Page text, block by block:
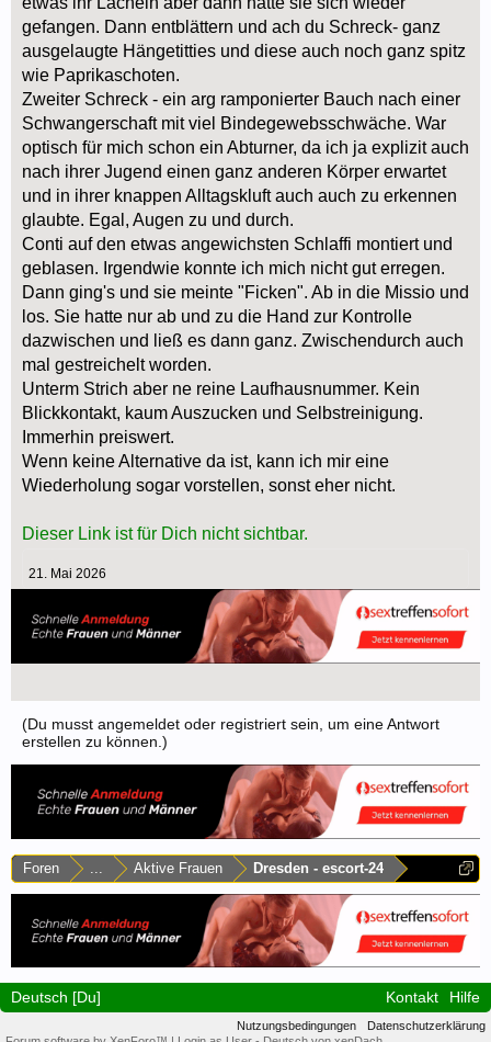
gefangen. Dann entblättern und ach du Schreck- ganz
ausgelaugte Hängetitties und diese auch noch ganz spitz
wie Paprikaschoten.
Zweiter Schreck - ein arg ramponierter Bauch nach einer
Schwangerschaft mit viel Bindegewebsschwäche. War
optisch für mich schon ein Abturner, da ich ja explizit auch
nach ihrer Jugend einen ganz anderen Körper erwartet
und in ihrer knappen Alltagskluft auch auch zu erkennen
glaubte. Egal, Augen zu und durch.
Conti auf den etwas angewichsten Schlaffi montiert und
geblasen. Irgendwie konnte ich mich nicht gut erregen.
Dann ging's und sie meinte "Ficken". Ab in die Missio und
los. Sie hatte nur ab und zu die Hand zur Kontrolle
dazwischen und ließ es dann ganz. Zwischendurch auch
mal gestreichelt worden.
Unterm Strich aber ne reine Laufhausnummer. Kein
Blickkontakt, kaum Auszucken und Selbstreinigung.
Immerhin preiswert.
Wenn keine Alternative da ist, kann ich mir eine
Wiederholung sogar vorstellen, sonst eher nicht.
Dieser Link ist für Dich nicht sichtbar.
21. Mai 2026
(Du musst angemeldet oder registriert sein, um eine Antwort
erstellen zu können.)
Foren Aktive Frauen Dresden - escort-24
Deutsch [Du] Kontakt Hilfe
Nutzungsbedingungen
Datenschutzerklärung